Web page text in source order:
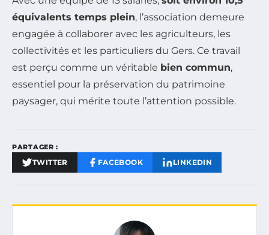
équivalents temps plein, l’association demeure
engagée à collaborer avec les agriculteurs, les
collectivités et les particuliers du Gers. Ce travail
est perçu comme un véritable bien commun,
essentiel pour la préservation du patrimoine
paysager, qui mérite toute l’attention possible.
PARTAGER :
TWITTER FACEBOOK LINKEDIN